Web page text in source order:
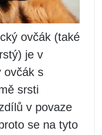
ovčák (také
je v
ovčák s
srsti
v povaze
se na tyto